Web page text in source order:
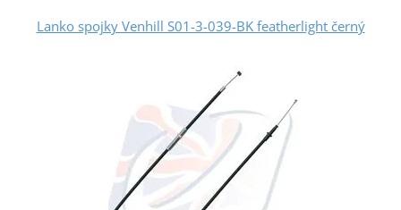
Lanko spojky Venhill S01-3-039-BK featherlight černý